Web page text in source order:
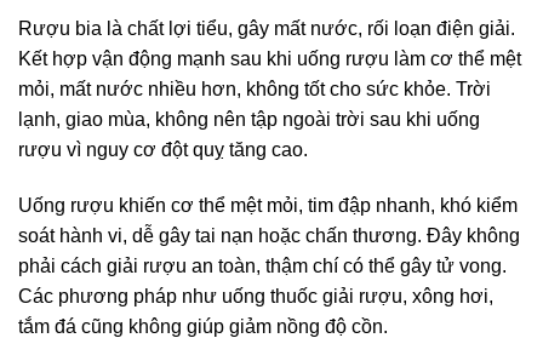
Rượu bia là chất lợi tiểu, gây mất nước, rối loạn điện giải.
Kết hợp vận động mạnh sau khi uống rượu làm cơ thể mệt
mỏi, mất nước nhiều hơn, không tốt cho sức khỏe. Trời
lạnh, giao mùa, không nên tập ngoài trời sau khi uống
rượu vì nguy cơ đột quỵ tăng cao.
Uống rượu khiến cơ thể mệt mỏi, tim đập nhanh, khó kiểm
soát hành vi, dễ gây tai nạn hoặc chấn thương. Đây không
phải cách giải rượu an toàn, thậm chí có thể gây tử vong.
Các phương pháp như uống thuốc giải rượu, xông hơi,
tắm đá cũng không giúp giảm nồng độ cồn.